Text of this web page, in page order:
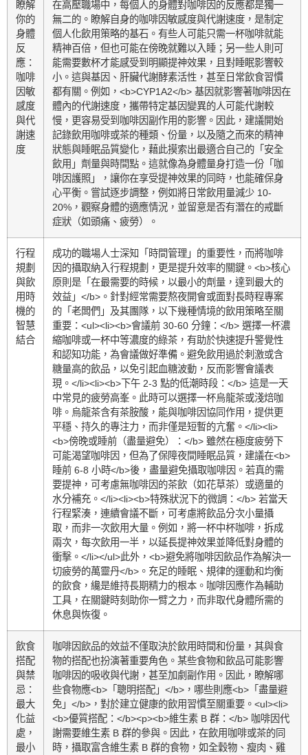
瞭解
你的
身體
反
應：
咖啡
因敏
感度
與代
謝速
度
在高壓職場中，每個人的身體對咖啡因的反應都是獨一
無二的。瞭解自身的咖啡因敏感度與代謝速度，是制定
個人化飲用策略的基石。有些人可能只需一杯咖啡就能
精神百倍，但也可能在傍晚就難以入睡；另一些人則可
能需要數杯才能感受到明顯提神效果，且對睡眠影響較
小。這與基因、肝臟代謝酵素活性，甚至日常飲食習慣
都有關。例如，<b>CYP1A2</b> 基因就影響著咖啡因在
體內的代謝速度，攜帶特定基因變異的人可能代謝較
慢，更容易受到咖啡因副作用的影響。因此，建議開始
記錄飲用咖啡或茶的種類、份量，以及隨之而來的精神
狀態與睡眠品質變化，藉此摸索出最適合自己的「安全
飲用」劑量與時間點。這就像為身體量身打造一份「咖
啡因護照」，讓你在享受提神效果的同時，也能確保身
心平衡。嘗試逐步調整，例如將日常飲用量減少 10-
20%，觀察身體的適應情況，並留意是否有潛在的戒斷
症狀（如頭痛、疲勞）。
行程
規劃
與飲
用時
機的
智慧
結合
成功的職場人士深知「時間管理」的重要性，而將咖啡
因的攝取納入行程規劃，更是提升效率的關鍵。<b>核心
原則是「在最需要的時候，以最小的劑量，達到最大的
效益」</b>。針對經常需要熬夜開會或面對長時程專案
的「老闆們」及其團隊，以下幾種情境的飲用策略至關
重要：<ul><li><b>會議前 30-60 分鐘：</b> 選擇一杯濃
縮咖啡或一杯中等濃度的綠茶，有助於快速提升警覺性
和認知功能，為會議做好準備。避免飲用過於刺激或含
糖量高的飲品，以免引起血糖波動，反而影響會議表
現。</li><li><b>下午 2-3 點的低潮時段：</b> 這是一天
中常見的疲勞高峯。此時可以選擇一杯烏龍茶或淺焙咖
啡。烏龍茶含有茶胺酸，能與咖啡因協同作用，提供更
平穩、持久的專注力，而非僅是短暫的亢奮。</li><li>
<b>傍晚或睡前（盡量避免）：</b> 雖然在極度疲勞下
可能渴望咖啡因，但為了保障夜間睡眠品質，建議在<b>
睡前 6-8 小時</b>後，盡量避免攝取咖啡因。若真的需
要提神，可考慮無咖啡因的茶飲（如花草茶）或適量的
水分補充。</li><li><b>特殊狀況下的微調：</b> 若當天
行程緊湊，連續會議不斷，可考慮將飲品分次小量攝
取，而非一次飲用大量。例如，將一杯中杯咖啡，拆成
兩次，每次飲用一半，以延長提神效果並降低對身體的
衝擊。</li></ul>此外，<b>避免將咖啡因飲品作為解決一
切疲勞的萬靈丹</b>。充足的睡眠、規律的運動和均衡
的飲食，纔是維持長期精力的根本。咖啡因應作為輔助
工具，在關鍵時刻助你一臂之力，而非取代身體所需的
休息與恢復。
飲食
搭配
與禁
忌：
最大
化益
處，
最小
咖啡因飲品的效益不僅取決於飲用時間和份量，其與食
物的搭配也扮演著重要角色。某些食物和飲品可能影響
咖啡因的吸收與代謝，甚至加劇副作用。因此，瞭解哪
些食物應<b>「聰明搭配」</b>，哪些則應<b>「盡量避
免」</b>，對於建立健康的飲用習慣至關重要。<ul><li>
<b>優質搭配：</b><p><b>維生素 B 群：</b> 咖啡因代
謝需要維生素 B 群的參與。因此，在飲用咖啡或茶的同
時，攝取富含維生素 B 群的食物，如全穀物、瘦肉、雞